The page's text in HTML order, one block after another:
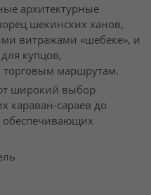
архитектурные
шекинских ханов,
витражами «шебеке», и
купцов,
маршрутам.
широкий выбор
караван-сараев до